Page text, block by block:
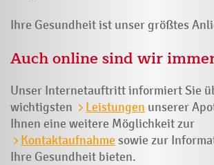
Ihre Gesundheit ist unser größtes
Auch online sind wir
Unser Internetauftritt informiert Sie
wichtigsten
Leistungen unserer
Ihnen eine weitere Möglichkeit zur
Kontaktaufnahme sowie zur
Ihre Gesundheit bieten.